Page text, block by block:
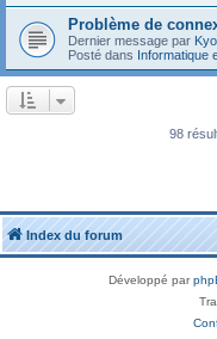
Problème de
Dernier message par
Posté dans Informatique
98
Index du forum
Développé par